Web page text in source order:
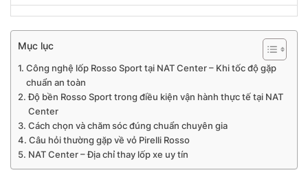
Mục lục
Công nghệ lốp Rosso Sport tại NAT Center – Khi tốc độ gặp
chuẩn an toàn
Độ bền Rosso Sport trong điều kiện vận hành thực tế tại NAT
Center
Cách chọn và chăm sóc đúng chuẩn chuyên gia
Câu hỏi thường gặp về vỏ Pirelli Rosso
NAT Center – Địa chỉ thay lốp xe uy tín